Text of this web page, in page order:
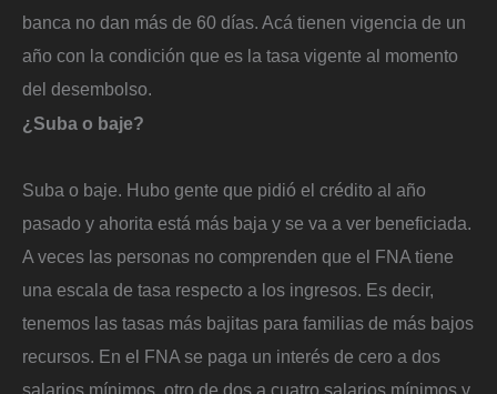
banca no dan más de 60 días. Acá tienen vigencia de un
año con la condición que es la tasa vigente al momento
del desembolso.
¿Suba o baje?
Suba o baje. Hubo gente que pidió el crédito al año
pasado y ahorita está más baja y se va a ver beneficiada.
A veces las personas no comprenden que el FNA tiene
una escala de tasa respecto a los ingresos. Es decir,
tenemos las tasas más bajitas para familias de más bajos
recursos. En el FNA se paga un interés de cero a dos